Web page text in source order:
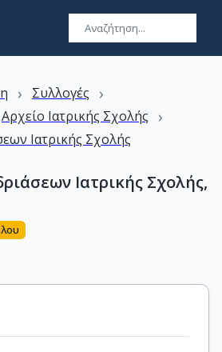
› Συλλογές ›
Αρχείο Ιατρικής Σχολής ›
Ιατρικής Σχολής
Ιατρικής Σχολής,